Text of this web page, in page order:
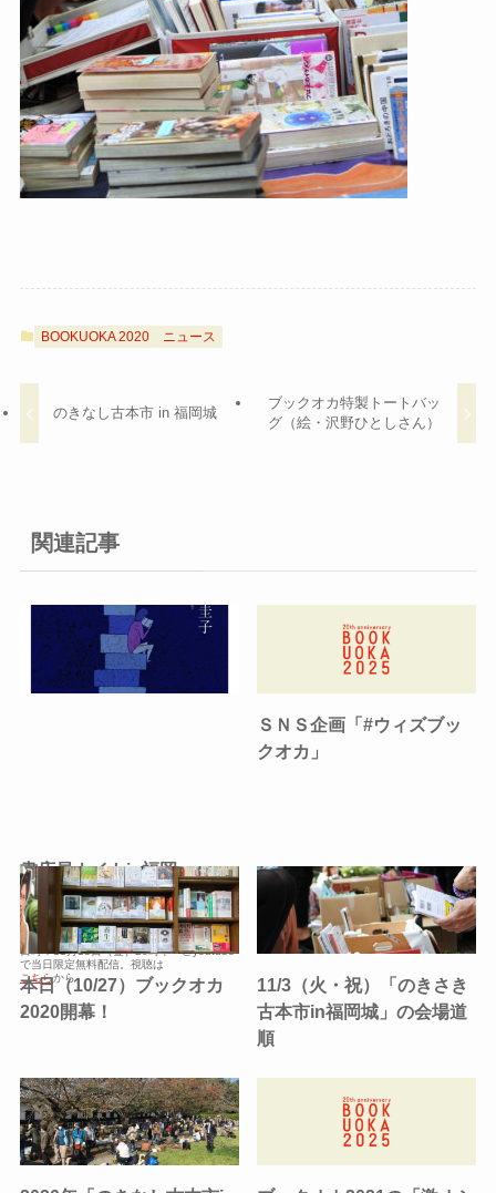
BOOKUOKA 2020 ニュース
のきなし古本市 in 福岡城
ブックオカ特製トートバッ
グ（絵・沢野ひとしさん）
関連記事
書店員ナイトin福岡
［youtubeで当日限定無料
配信］
日時：11月13日（金）20時半〜@youtube
で当日限定無料配信。視聴は
こちらから
ＳＮＳ企画「#ウィズブッ
クオカ」
本日（10/27）ブックオカ
2020開幕！
11/3（火・祝）「のきさき
古本市in福岡城」の会場道
順